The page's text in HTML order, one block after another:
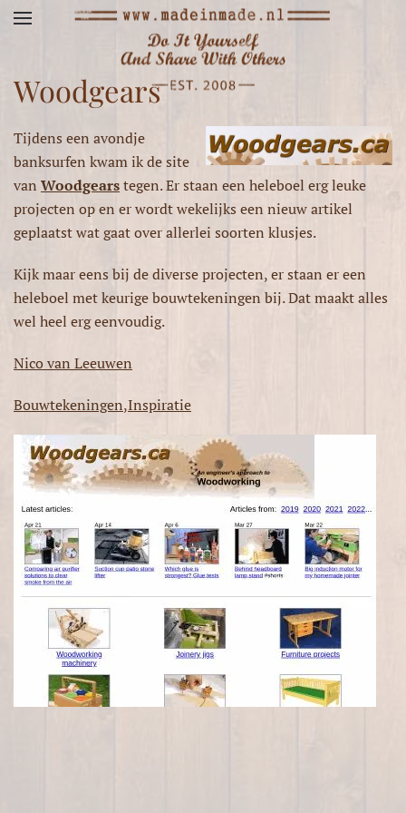
Terug naar hoofdinhoud
Woodgears
Tijdens een avondje
banksurfen kwam ik de site
van Woodgearstegen. Er staan een heleboel erg leuke
projecten op en er wordt wekelijks een nieuw artikel
geplaatst wat gaat over allerlei soorten klusjes.
Kijk maar eens bij de diverse projecten, er staan er een
heleboel met keurige bouwtekeningen bij. Dat maakt alles
wel heel erg eenvoudig.
Nico van Leeuwen
Bouwtekeningen,Inspiratie